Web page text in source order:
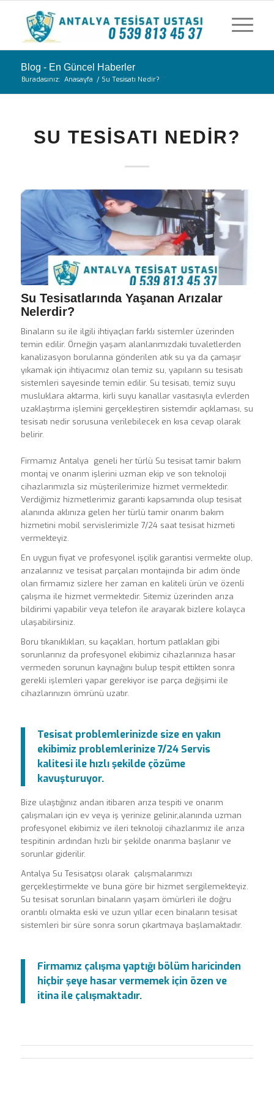
Blog - En Güncel Haberler
Buradasınız: Anasayfa / Su Tesisatı Nedir?
SU TESISATI NEDIR?
Su Tesisatlarında Yaşanan Arızalar
Nelerdir?
Binaların su ile ilgili ihtiyaçları farklı sistemler üzerinden
temin edilir. Örneğin yaşam alanlarımızdaki tuvaletlerden
kanalizasyon borularına gönderilen atık su ya da çamaşır
yıkamak için ihtiyacımız olan temiz su, yapıların su tesisatı
sistemleri sayesinde temin edilir. Su tesisatı, temiz suyu
musluklara aktarma, kirli suyu kanallar vasıtasıyla evlerden
uzaklaştırma işlemini gerçekleştiren sistemdir açıklaması, su
tesisatı nedir sorusuna verilebilecek en kısa cevap olarak
belirir.
Firmamız Antalya geneli her türlü Su tesisat tamir bakım
montaj ve onarım işlerini uzman ekip ve son teknoloji
cihazlarımızla siz müşterilerimize hizmet vermektedir.
Verdiğimiz hizmetlerimiz garanti kapsamında olup tesisat
alanında aklınıza gelen her türlü tamir onarım bakım
hizmetini mobil servislerimizle 7/24 saat tesisat hizmeti
vermekteyiz.
En uygun fiyat ve profesyonel işçilik garantisi vermekte olup,
arızalarınız ve tesisat parçaları montajında bir adım önde
olan firmamız sizlere her zaman en kaliteli ürün ve özenli
çalışma ile hizmet vermektedir. Sitemiz üzerinden arıza
bildirimi yapabilir veya telefon ile arayarak bizlere kolayca
ulaşabilirsiniz.
Boru tıkanıklıkları, su kaçakları, hortum patlakları gibi
sorunlarınız da profesyonel ekibimiz cihazlarınıza hasar
vermeden sorunun kaynağını bulup tespit ettikten sonra
gerekli işlemleri yapar gerekiyor ise parça değişimi ile
cihazlarınızın ömrünü uzatır.
Tesisat problemlerinizde size en yakın
ekibimiz problemlerinize 7/24 Servis
kalitesi ile hızlı şekilde çözüme
kavuşturuyor.
Bize ulaştığınız andan itibaren arıza tespiti ve onarım
çalışmaları için ev veya iş yerinize gelinir,alanında uzman
profesyonel ekibimiz ve ileri teknoloji cihazlarımız ile arıza
tespitinin ardından hızlı bir şekilde onarıma başlanır ve
sorunlar giderilir.
Antalya Su Tesisatçısı olarak çalışmalarımızı
gerçekleştirmekte ve buna göre bir hizmet sergilemekteyiz.
Su tesisat sorunları binaların yaşam ömürleri ile doğru
orantılı olmakta eski ve uzun yıllar ecen binaların tesisat
sistemleri bir süre sonra sorun çıkartmaya başlamaktadır.
Firmamız çalışma yaptığı bölüm haricinden
hiçbir şeye hasar vermemek için özen ve
itina ile çalışmaktadır.